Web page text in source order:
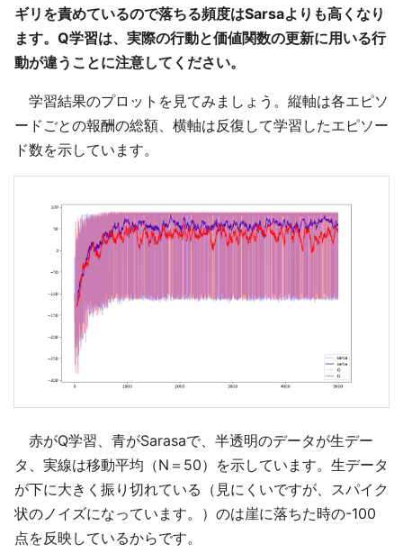
ギリを責めているので落ちる頻度はSarsaよりも高くなり
ます。Q学習は、実際の行動と価値関数の更新に用いる行
動が違うことに注意してください。
学習結果のプロットを見てみましょう。縦軸は各エピソ
ードごとの報酬の総額、横軸は反復して学習したエピソー
ド数を示しています。
赤がQ学習、青がSarasaで、半透明のデータが生デー
タ、実線は移動平均（N＝50）を示しています。生データ
が下に大きく振り切れている（見にくいですが、スパイク
状のノイズになっています。）のは崖に落ちた時の-100
点を反映しているからです。